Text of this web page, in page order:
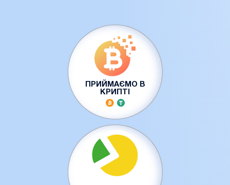
ПРИЙМАЄМО В
КРИПТІ